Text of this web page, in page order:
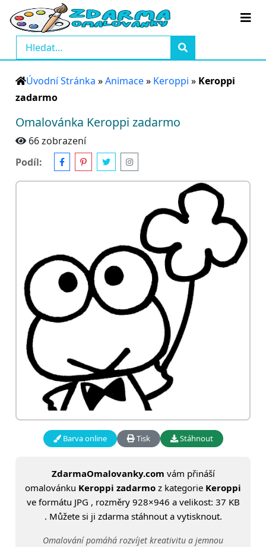
Úvodní Stránka »Animace» Keroppi » Keroppi
zadarmo
Omalovánka Keroppi zadarmo
66 zobrazení
Podíl:
Barva online Tisk Stáhnout
ZdarmaOmalovanky.com vám přináší
omalovánku Keroppi zadarmo z kategorie Keroppi
ve formátu JPG , rozměry 928×946 a velikost: 37 KB
. Můžete si ji zdarma stáhnout a vytisknout.
Omalování pomáhá rozvíjet kreativitu a jemnou